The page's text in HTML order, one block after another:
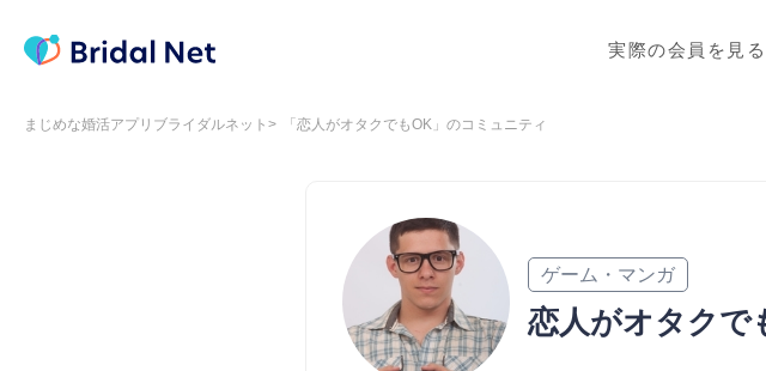
実際の会員を見る
まじめな婚活アプリブライダルネット 「恋人がオタクでもOK」のコミュニティ
ゲーム・マンガ
恋人がオタクで